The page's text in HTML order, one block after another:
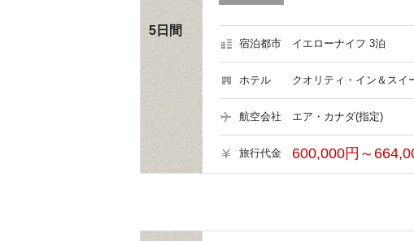
5日間
宿泊都市 イエローナイフ 3泊
ホテル クオリティ・イン＆スイ
航空会社 エア・カナダ(指定)
旅行代金 600,000円～